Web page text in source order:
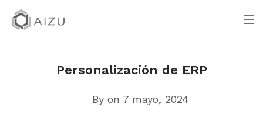
Personalización de ERP
By on 7 mayo, 2024